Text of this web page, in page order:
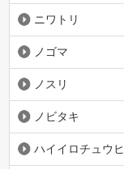
ニワトリ
ノゴマ
ノスリ
ノビタキ
ハイイロチュウヒ